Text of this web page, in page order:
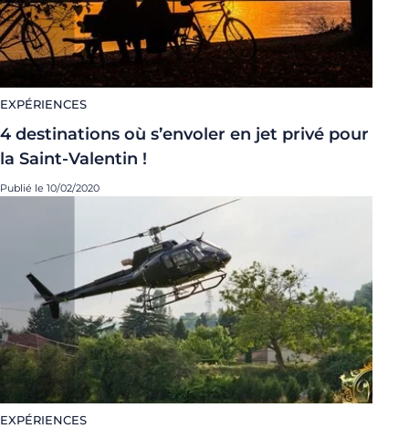
EXPÉRIENCES
4 destinations où s’envoler en jet privé pour
la Saint-Valentin !
Publié le 10/02/2020
EXPÉRIENCES